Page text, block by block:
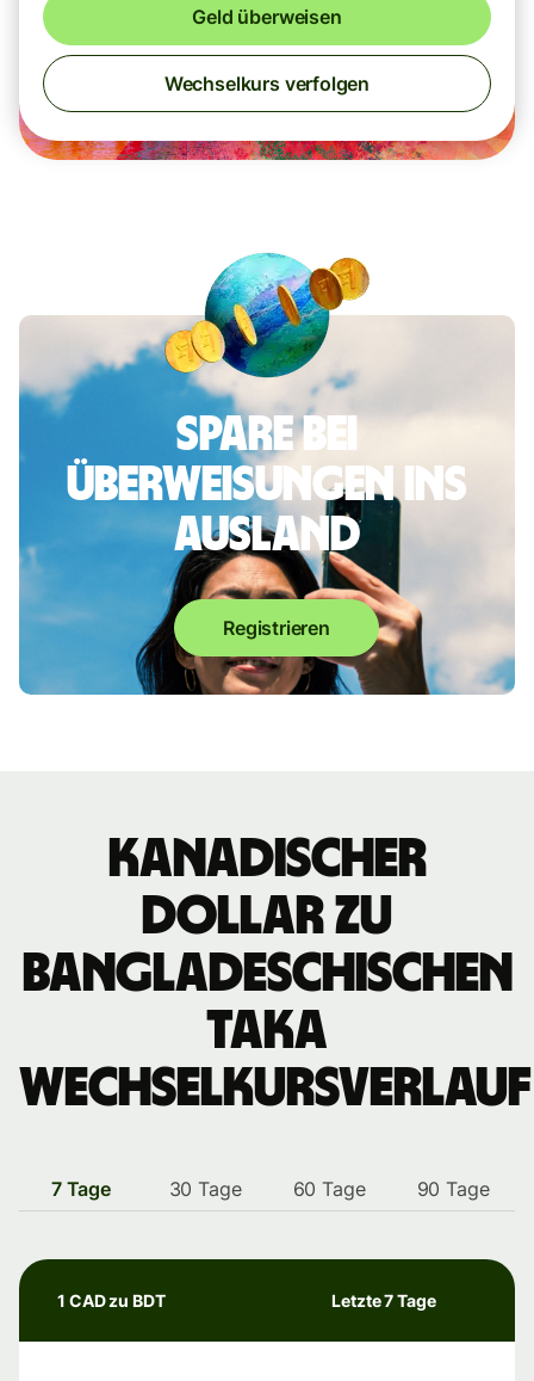
Geld überweisen
Wechselkurs verfolgen
Spare bei
Überweisungen ins
Ausland
Registrieren
kanadischer
Dollar zu
bangladeschischen
Taka
Wechselkursverlauf
7 Tage 30 Tage 60 Tage 90 Tage
1 CAD zu BDT Letzte 7 Tage